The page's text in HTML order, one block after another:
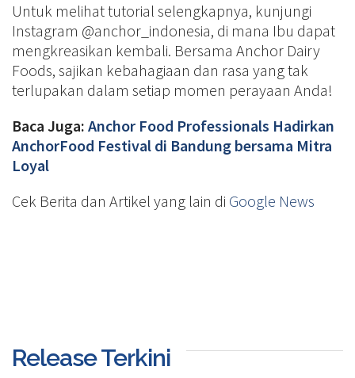
Untuk melihat tutorial selengkapnya, kunjungi
Instagram @anchor_indonesia, di mana Ibu dapat
mengkreasikan kembali. Bersama Anchor Dairy
Foods, sajikan kebahagiaan dan rasa yang tak
terlupakan dalam setiap momen perayaan Anda!
Baca Juga: Anchor Food Professionals Hadirkan
AnchorFood Festival di Bandung bersama Mitra
Loyal
Cek Berita dan Artikel yang lain di Google News
Release Terkini